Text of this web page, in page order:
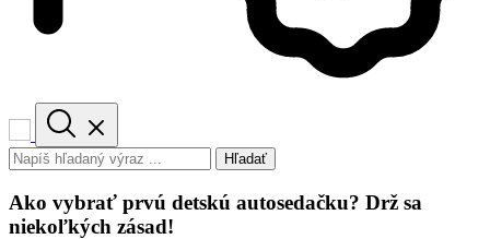
Hľadať
Ako vybrať prvú detskú autosedačku? Drž sa
niekoľkých zásad!